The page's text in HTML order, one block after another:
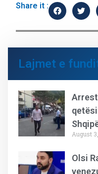
Share it :
Lajmet e
August
Olsi